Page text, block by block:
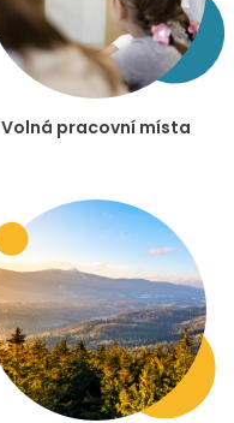
Volná pracovní místa